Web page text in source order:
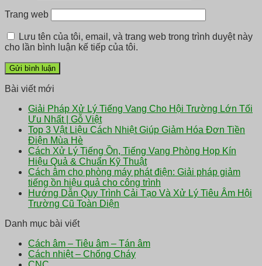
Trang web
Lưu tên của tôi, email, và trang web trong trình duyệt này
cho lần bình luận kế tiếp của tôi.
Bài viết mới
Giải Pháp Xử Lý Tiếng Vang Cho Hội Trường Lớn Tối
Ưu Nhất | Gỗ Việt
Top 3 Vật Liệu Cách Nhiệt Giúp Giảm Hóa Đơn Tiền
Điện Mùa Hè
Cách Xử Lý Tiếng Ồn, Tiếng Vang Phòng Họp Kín
Hiệu Quả & Chuẩn Kỹ Thuật
Cách âm cho phòng máy phát điện: Giải pháp giảm
tiếng ồn hiệu quả cho công trình
Hướng Dẫn Quy Trình Cải Tạo Và Xử Lý Tiêu Âm Hội
Trường Cũ Toàn Diện
Danh mục bài viết
Cách âm – Tiêu âm – Tán âm
Cách nhiệt – Chống Cháy